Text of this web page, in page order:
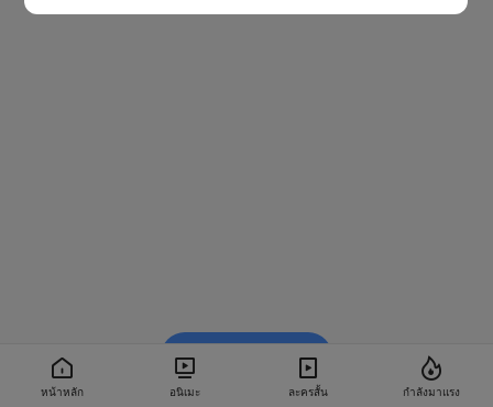
หน้าหลัก อนิเมะ ละครสั้น กำลังมาแรง
รับชมใน BiliBili